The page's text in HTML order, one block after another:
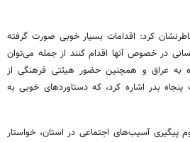
کرد: اقدامات بسیار خوبی صورت گرفته
در خصوص آنها اقدام کنند از جمله می‌توان
به عراق و همچنین حضور هیئتی فرهنگی از
بدر اشاره کرد، که دستاوردهای خوبی به
پیگیری آسیب‌های اجتماعی در استان، خواستار